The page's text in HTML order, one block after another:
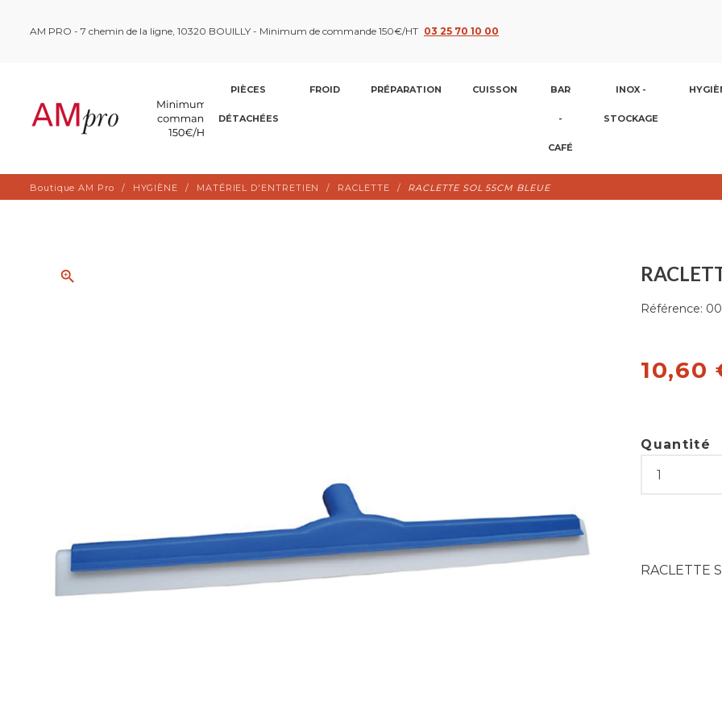
AM PRO - 7 chemin de la ligne, 10320 BOUILLY - Minimum de commande 150€/HT 03 25 70 10 00
PIÈCES
DÉTACHÉES
FROID PRÉPARATION CUISSON BAR
-
CAFÉ
INOX -
STOCKAGE
Boutique AM Pro HYGIÈNE MATÉRIEL D'ENTRETIEN RACLETTE RACLETTE SOL 55CM BLEUE
zoom_in
Référence:
10,60
Quantité
RACLETTE